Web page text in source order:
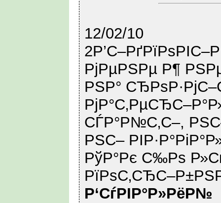
12/02/10
РјРµРЅРµ Р¶
РЅР°
СЃР°Р№С‚С–,
РЅС–
РўР°Рє С‰Рѕ
Р‘СѓРІР°Р»РёР№